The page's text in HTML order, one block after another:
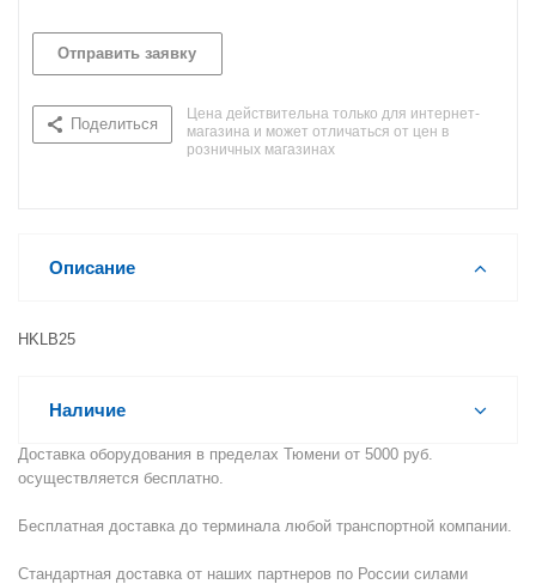
Отправить заявку
Поделиться
Цена действительна только для интернет-
магазина и может отличаться от цен в
розничных магазинах
Описание
HKLB25
Наличие
Доставка оборудования в пределах Тюмени от 5000 руб.
осуществляется бесплатно.
Бесплатная доставка до терминала любой транспортной компании.
Стандартная доставка от наших партнеров по России силами